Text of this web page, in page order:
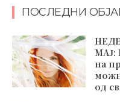
ПОСЛЕДНИ
МАЈ:
на
од